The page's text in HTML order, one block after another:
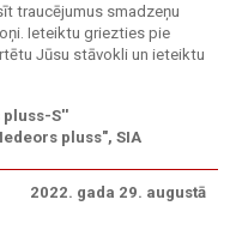
traucējumus smadzeņu
Ieteiktu griezties pie
Jūsu stāvokli un ieteiktu
pluss-S''
pluss", SIA
2022. gada 29. augustā